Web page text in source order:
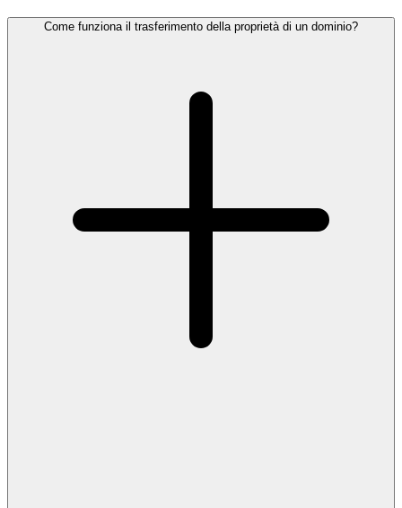
Come funziona il trasferimento della proprietà di un dominio?